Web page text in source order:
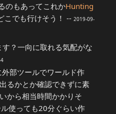
のもあってこれかHunting
こでも行けそう！ -- 2019-09-
？一向に取れる気配がな
外部ツールでワールド作
るかとか確認できずに素
から相当時間かかりそ
使っても20分ぐらい作